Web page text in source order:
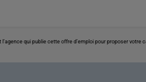
qui publie cette offre d’emploi pour proposer